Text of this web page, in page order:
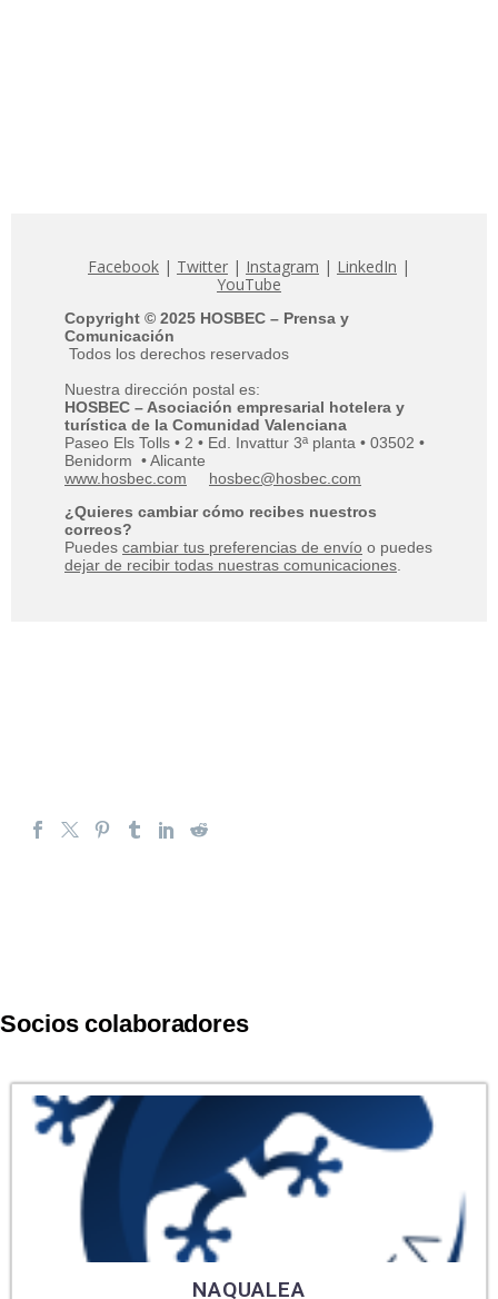
Facebook | Twitter | Instagram | LinkedIn |
YouTube
Copyright © 2025 HOSBEC – Prensa y
Comunicación
Todos los derechos reservados
Nuestra dirección postal es:
HOSBEC – Asociación empresarial hotelera y
turística de la Comunidad Valenciana
Paseo Els Tolls • 2 • Ed. Invattur 3ª planta • 03502 •
Benidorm • Alicante
www.hosbec.com
hosbec@hosbec.com
¿Quieres cambiar cómo recibes nuestros
correos?
Puedes cambiar tus preferencias de envío o puedes
dejar de recibir todas nuestras comunicaciones
Socios colaboradores
NAQUALEA